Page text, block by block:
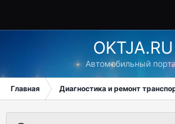
OKTJA.RU
Автомобильный
Главная Диагностика и ремонт